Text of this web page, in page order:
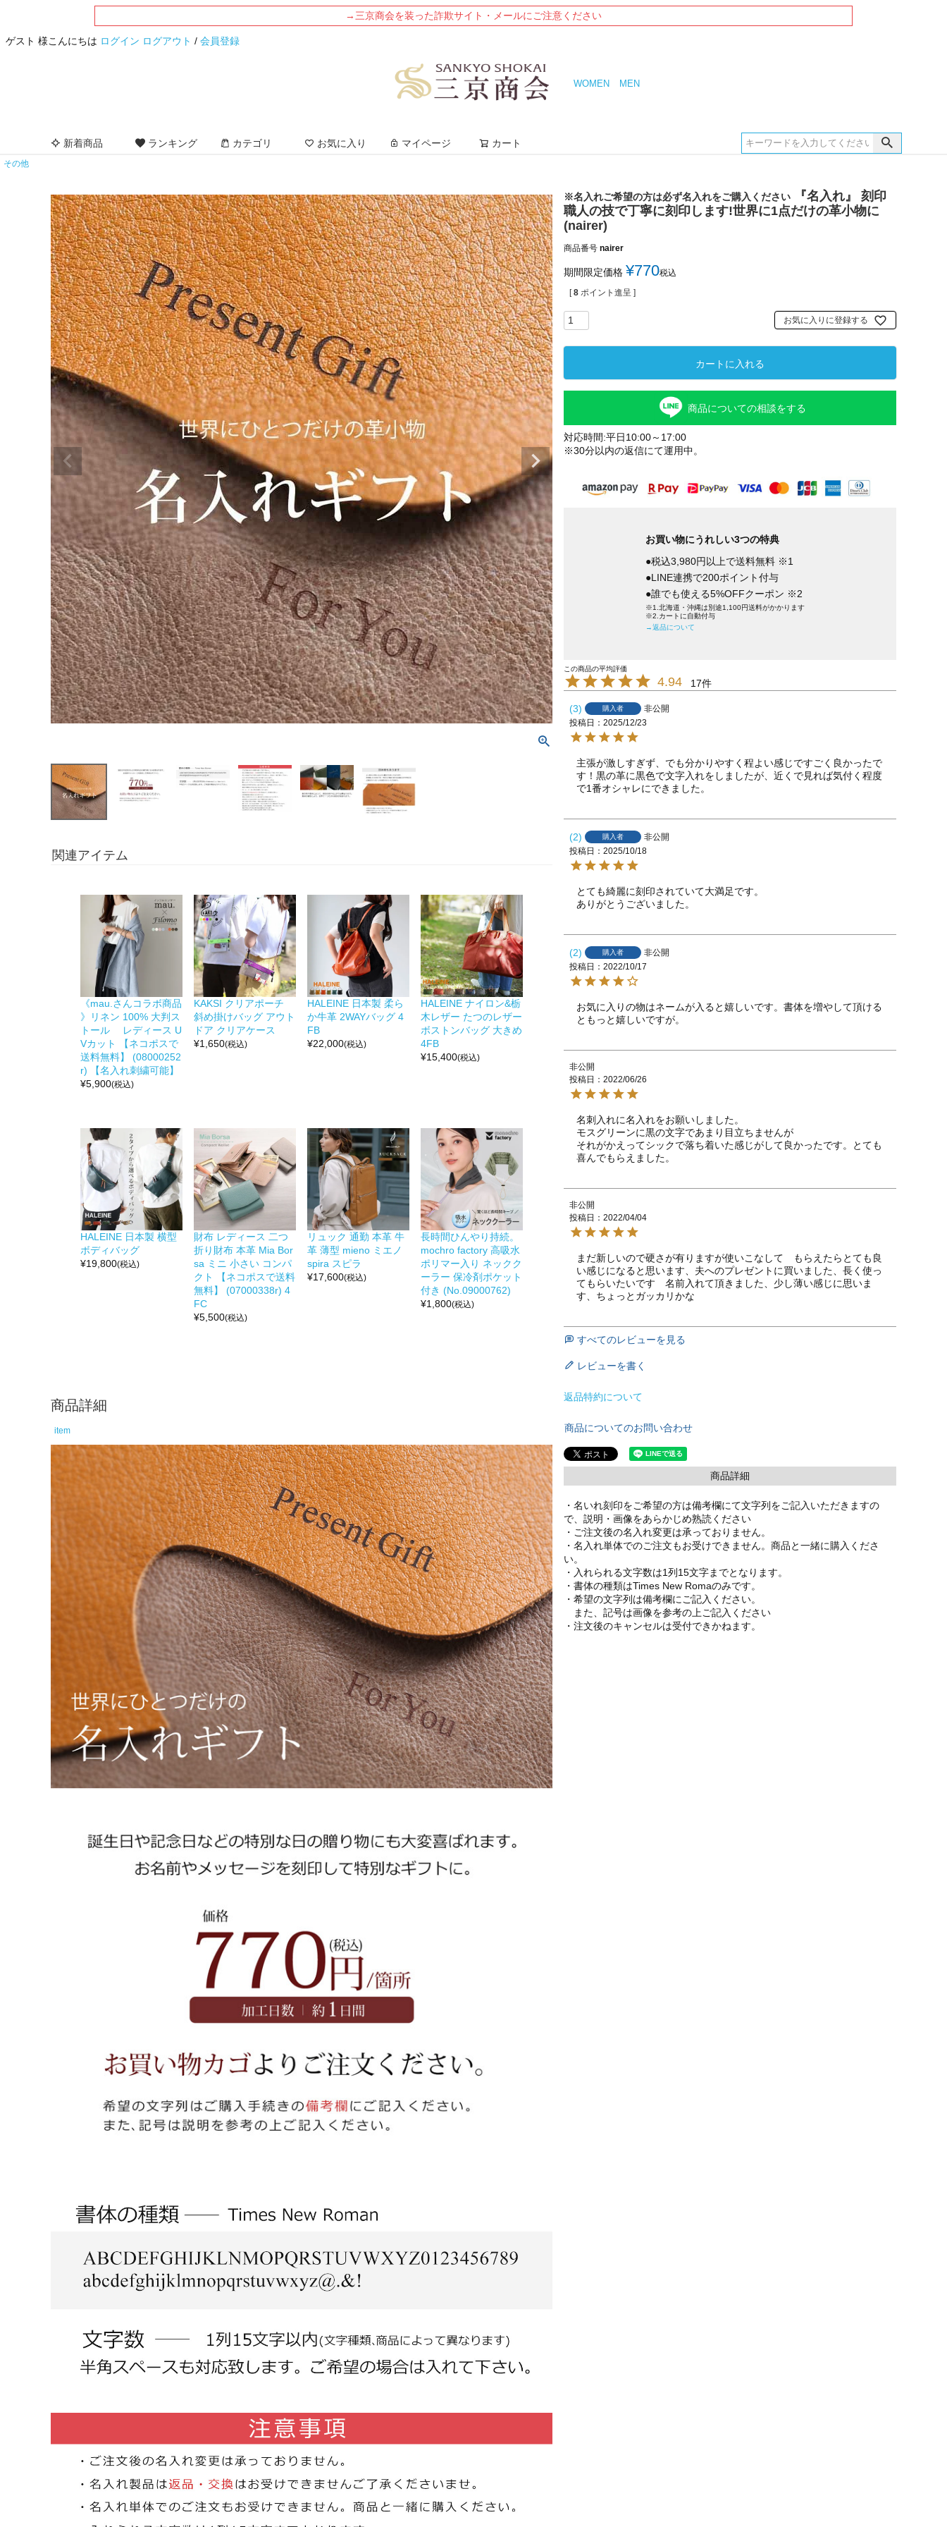
→三京商会を装った詐欺サイト・メールにご注意ください
ゲスト 様こんにちは ログイン ログアウト / 会員登録
WOMEN MEN
新着商品 ランキング カテゴリ お気に入り マイページ カート
その他
関連アイテム
《mau.さんコラボ商品
》リネン 100% 大判ス
トール レディース U
Vカット 【ネコポスで
送料無料】 (08000252
r) 【名入れ刺繍可能】
¥5,900(税込)
KAKSI クリアポーチ
斜め掛けバッグ アウト
ドア クリアケース
¥1,650(税込)
HALEINE 日本製 柔ら
か牛革 2WAYバッグ 4
FB
¥22,000(税込)
HALEINE ナイロン&栃
木レザー たつのレザー
ボストンバッグ 大きめ
4FB
¥15,400(税込)
HALEINE 日本製 横型
ボディバッグ
¥19,800(税込)
財布 レディース 二つ
折り財布 本革 Mia Bor
sa ミニ 小さい コンパ
クト 【ネコポスで送料
無料】 (07000338r) 4
FC
¥5,500(税込)
リュック 通勤 本革 牛
革 薄型 mieno ミエノ
spira スピラ
¥17,600(税込)
長時間ひんやり持続。
mochro factory 高吸水
ポリマー入り ネックク
ーラー 保冷剤ポケット
付き (No.09000762)
¥1,800(税込)
商品詳細
item
※名入れご希望の方は必ず名入れをご購入ください
『名入れ』 刻印
職人の技で丁寧に刻印します!世界に1点だけの革小物に
(nairer)
商品番号 nairer
期間限定価格 ¥770税込
[ 8 ポイント進呈 ]
お気に入りに登録する
カートに入れる
商品についての相談をする
対応時間:平日10:00～17:00
※30分以内の返信にて運用中。
お買い物にうれしい3つの特典
●税込3,980円以上で送料無料 ※1
●LINE連携で200ポイント付与
●誰でも使える5%OFFクーポン ※2
※1.北海道・沖縄は別途1,100円送料がかかります
※2.カートに自動付与
→返品について
4.94 17
3 購入者
非公開
投稿日
2025/12/23
主張が激しすぎず、でも分かりやすく程よい感じですごく良かったで
す！黒の革に黒色で文字入れをしましたが、近くで見れば気付く程度
で1番オシャレにできました。
2 購入者
非公開
投稿日
2025/10/18
とても綺麗に刻印されていて大満足です。
ありがとうございました。
2 購入者
非公開
投稿日
2022/10/17
お気に入りの物はネームが入ると嬉しいです。書体を増やして頂ける
ともっと嬉しいですが。
非公開
投稿日
2022/06/26
名刺入れに名入れをお願いしました。
モスグリーンに黒の文字であまり目立ちませんが
それがかえってシックで落ち着いた感じがして良かったです。とても
喜んでもらえました。
非公開
投稿日
2022/04/04
まだ新しいので硬さが有りますが使いこなして　もらえたらとても良
い感じになると思います、夫へのプレゼントに買いました、長く使っ
てもらいたいです　名前入れて頂きました、少し薄い感じに思いま
す、ちょっとガッカリかな
すべてのレビューを見る
レビューを書く
返品特約について
商品についてのお問い合わせ
商品詳細
・名いれ刻印をご希望の方は備考欄にて文字列をご記入いただきますの
で、説明・画像をあらかじめ熟読ください
・ご注文後の名入れ変更は承っておりません。
・名入れ単体でのご注文もお受けできません。商品と一緒に購入くださ
い。
・入れられる文字数は1列15文字までとなります。
・書体の種類はTimes New Romaのみです。
・希望の文字列は備考欄にご記入ください。
また、記号は画像を参考の上ご記入ください
・注文後のキャンセルは受付できかねます。